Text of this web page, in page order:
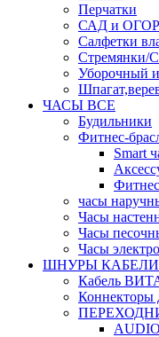
Перчатки
САД и
Салфетки
Стремянки/
Уборочный
ЧАСЫ ВСЕ
Будильники
Фитнес-
Smart
часы
Часы
Часы
Часы
ШНУРЫ
Кабель
Коннекторы